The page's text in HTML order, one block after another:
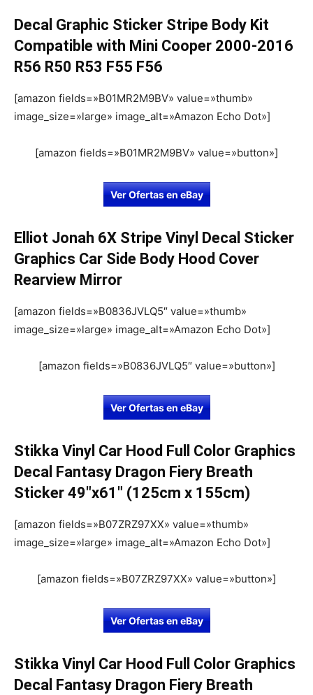
Decal Graphic Sticker Stripe Body Kit
Compatible with Mini Cooper 2000-2016
R56 R50 R53 F55 F56
[amazon fields=»B01MR2M9BV» value=»thumb»
image_size=»large» image_alt=»Amazon Echo Dot»]
[amazon fields=»B01MR2M9BV» value=»button»]
Ver Ofertas en eBay
Elliot Jonah 6X Stripe Vinyl Decal Sticker
Graphics Car Side Body Hood Cover
Rearview Mirror
[amazon fields=»B0836JVLQ5″ value=»thumb»
image_size=»large» image_alt=»Amazon Echo Dot»]
[amazon fields=»B0836JVLQ5″ value=»button»]
Ver Ofertas en eBay
Stikka Vinyl Car Hood Full Color Graphics
Decal Fantasy Dragon Fiery Breath
Sticker 49″x61″ (125cm x 155cm)
[amazon fields=»B07ZRZ97XX» value=»thumb»
image_size=»large» image_alt=»Amazon Echo Dot»]
[amazon fields=»B07ZRZ97XX» value=»button»]
Ver Ofertas en eBay
Stikka Vinyl Car Hood Full Color Graphics
Decal Fantasy Dragon Fiery Breath